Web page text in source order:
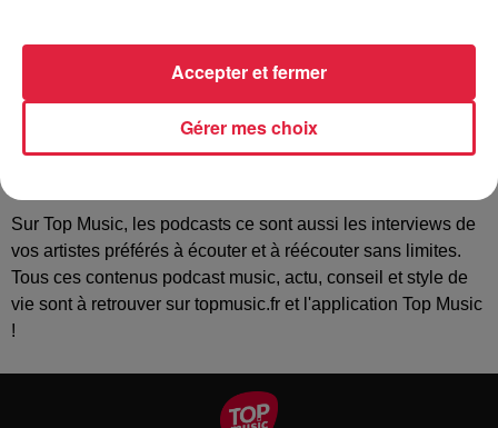
quotidien.
Nos thématiques sont aussi variées que les centres d'intérêt
de nos auditeurs : profils junior et jeunesse, étudiants,
alternants ou entrepreneurs, passionnés de sports, de
Sur Top Music, les podcasts ce sont aussi les interviews de
vos artistes préférés à écouter et à réécouter sans limites.
Tous ces contenus podcast music, actu, conseil et style de
vie sont à retrouver sur topmusic.fr et l'application Top Music
!
Gérer mes choix
Accepter et fermer